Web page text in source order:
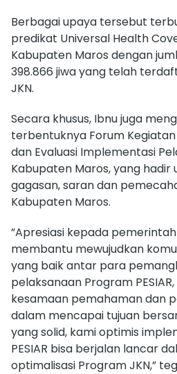
Berbagai upaya tersebut
predikat Universal Health
Kabupaten Maros dengan
398.866 jiwa yang telah
JKN.
Secara khusus, Ibnu juga
terbentuknya Forum
dan Evaluasi Implementasi
Kabupaten Maros, yang
gagasan, saran dan
Kabupaten Maros.
”Apresiasi kepada
membantu mewujudkan
yang baik antar para
pelaksanaan Program
kesamaan pemahaman dan
dalam mencapai tujuan
yang solid, kami optimis
PESIAR bisa berjalan lancar
optimalisasi Program JKN,”